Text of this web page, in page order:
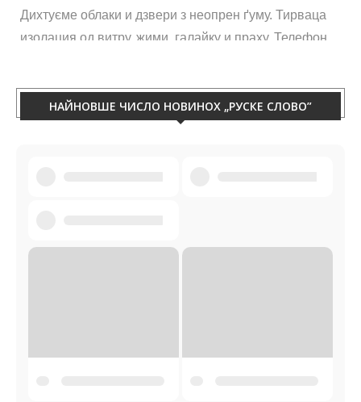
Дихтуєме облаки и дзвери з неопрен ґуму. Тирваца
изолация од витру, жими, галайку и праху. Телефон
НАЙНОВШЕ ЧИСЛО НОВИНОХ „РУСКЕ СЛОВО”